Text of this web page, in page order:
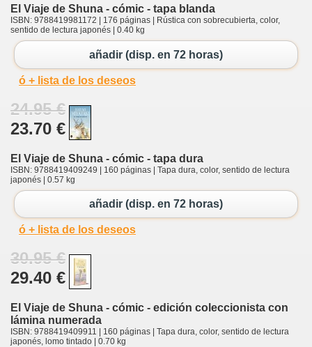
El Viaje de Shuna - cómic - tapa blanda
ISBN: 9788419981172 | 176 páginas | Rústica con sobrecubierta, color,
sentido de lectura japonés | 0.40 kg
añadir (disp. en 72 horas)
ó + lista de los deseos
24.95 €
23.70 €
El Viaje de Shuna - cómic - tapa dura
ISBN: 9788419409249 | 160 páginas | Tapa dura, color, sentido de lectura
japonés | 0.57 kg
añadir (disp. en 72 horas)
ó + lista de los deseos
30.95 €
29.40 €
El Viaje de Shuna - cómic - edición coleccionista con
lámina numerada
ISBN: 9788419409911 | 160 páginas | Tapa dura, color, sentido de lectura
japonés, lomo tintado | 0.70 kg